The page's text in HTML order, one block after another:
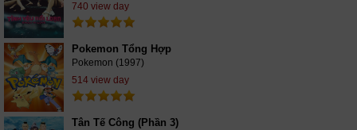
740 view day
Pokemon Tổng Hợp
Pokemon (1997)
514 view day
Tân Tế Công (Phần 3)